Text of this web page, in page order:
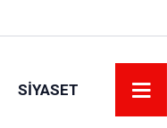
SIYASET